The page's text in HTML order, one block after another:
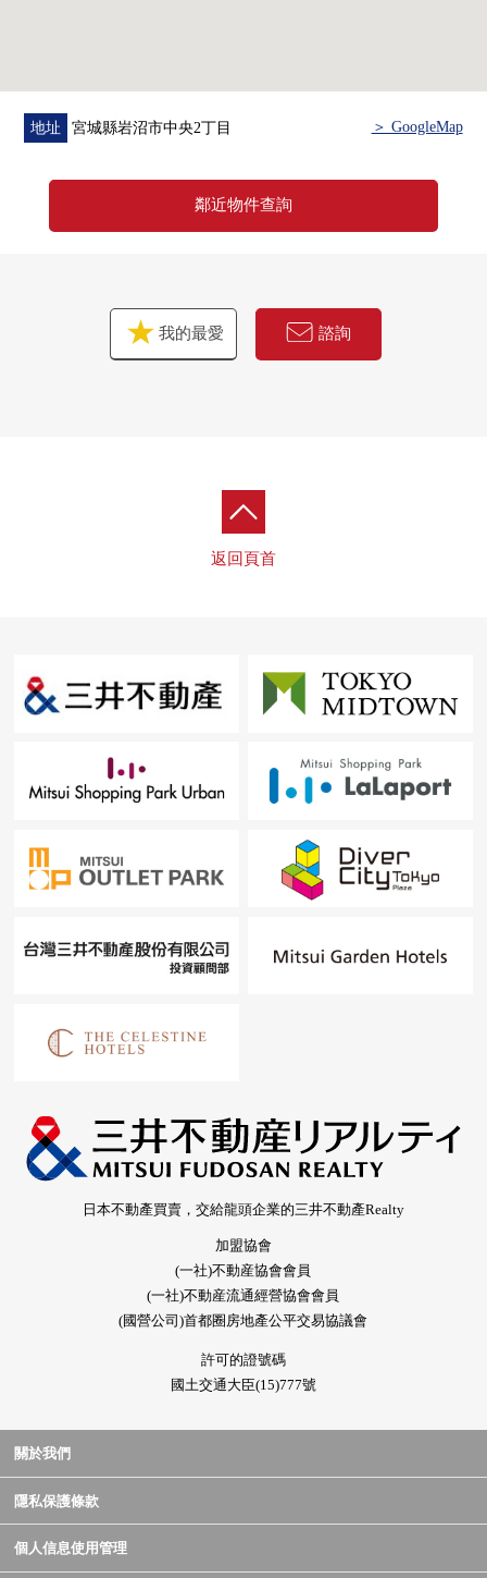
地址 宮城縣岩沼市中央2丁目 ＞ GoogleMap
鄰近物件查詢
我的最愛 諮詢
返回頁首
日本不動產買賣，交給龍頭企業的三井不動產Realty
加盟協會
(一社)不動産協會會員
(一社)不動産流通經營協會會員
(國營公司)首都圈房地產公平交易協議會
許可的證號碼
國土交通大臣(15)777號
關於我們
隱私保護條款
個人信息使用管理